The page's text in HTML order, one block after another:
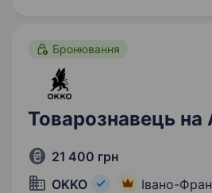
Бронювання
Товарознавець
21 400 грн
OKKO
Івано-